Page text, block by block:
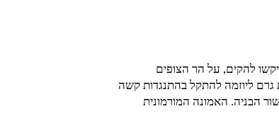
המאה הקודמת כשהם ביקשו להקים, על הר הצופים
גרם ליוזמה להתקל בהתנגדות קשה
הבניה. האמונה המורמונית